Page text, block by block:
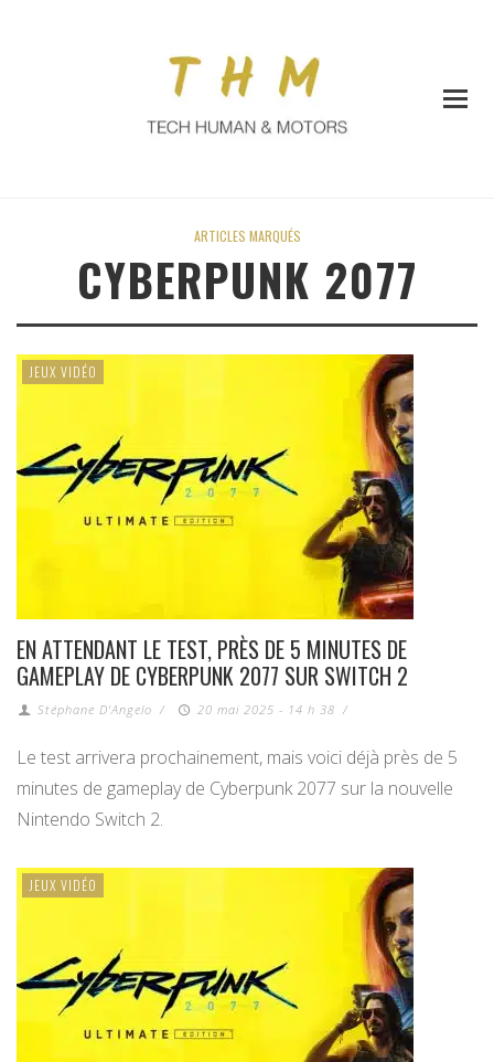
ARTICLES MARQUÉS
CYBERPUNK 2077
JEUX VIDÉO
EN ATTENDANT LE TEST, PRÈS DE 5 MINUTES DE
GAMEPLAY DE CYBERPUNK 2077 SUR SWITCH 2
Stéphane D'Angelo / 20 mai 2025 - 14 h 38 /
Le test arrivera prochainement, mais voici déjà près de 5
minutes de gameplay de Cyberpunk 2077 sur la nouvelle
Nintendo Switch 2.
JEUX VIDÉO